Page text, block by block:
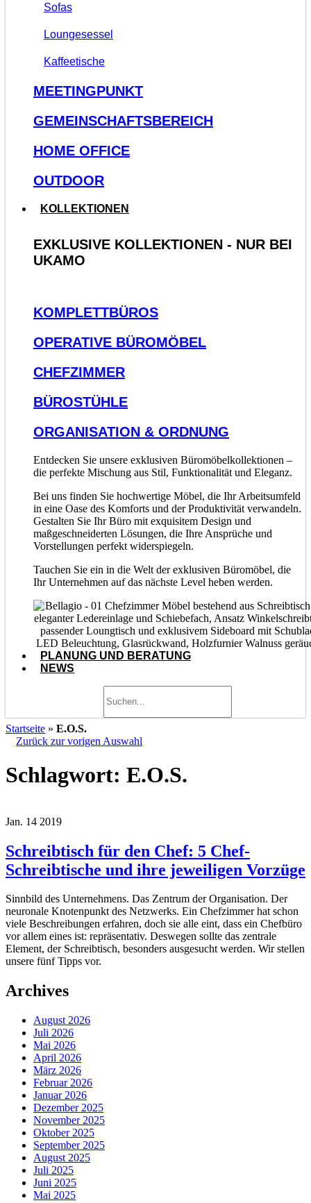
Sofas
Loungesessel
Kaffeetische
MEETINGPUNKT
GEMEINSCHAFTSBEREICH
HOME OFFICE
OUTDOOR
KOLLEKTIONEN
EXKLUSIVE KOLLEKTIONEN - NUR BEI
UKAMO
KOMPLETTBÜROS
OPERATIVE BÜROMÖBEL
CHEFZIMMER
BÜROSTÜHLE
ORGANISATION & ORDNUNG
Entdecken Sie unsere exklusiven Büromöbelkollektionen –
die perfekte Mischung aus Stil, Funktionalität und Eleganz.
Bei uns finden Sie hochwertige Möbel, die Ihr Arbeitsumfeld
in eine Oase des Komforts und der Produktivität verwandeln.
Gestalten Sie Ihr Büro mit exquisitem Design und
maßgeschneiderten Lösungen, die Ihre Ansprüche und
Vorstellungen perfekt widerspiegeln.
Tauchen Sie ein in die Welt der exklusiven Büromöbel, die
Ihr Unternehmen auf das nächste Level heben werden.
PLANUNG UND BERATUNG
NEWS
Startseite » E.O.S.
Zurück zur vorigen Auswahl
Schlagwort: E.O.S.
Jan. 14 2019
Schreibtisch für den Chef: 5 Chef-
Schreibtische und ihre jeweiligen Vorzüge
Sinnbild des Unternehmens. Das Zentrum der Organisation. Der
neuronale Knotenpunkt des Netzwerks. Ein Chefzimmer hat schon
viele Beschreibungen erfahren, doch sie alle eint, dass ein Chefbüro
vor allem eines ist: repräsentativ. Deswegen sollte das zentrale
Element, der Schreibtisch, besonders ausgesucht werden. Wir stellen
unsere fünf Tipps vor.
Archives
August 2026
Juli 2026
Mai 2026
April 2026
März 2026
Februar 2026
Januar 2026
Dezember 2025
November 2025
Oktober 2025
September 2025
August 2025
Juli 2025
Juni 2025
Mai 2025